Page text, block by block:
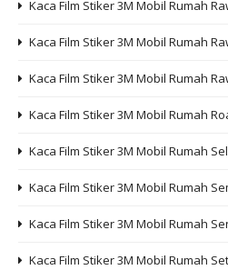
Kaca Film Stiker 3M Mobil Rumah
Kaca Film Stiker 3M Mobil Rumah
Kaca Film Stiker 3M Mobil Rumah
Kaca Film Stiker 3M Mobil Rumah
Kaca Film Stiker 3M Mobil Rumah
Kaca Film Stiker 3M Mobil Rumah
Kaca Film Stiker 3M Mobil Rumah
Kaca Film Stiker 3M Mobil Rumah